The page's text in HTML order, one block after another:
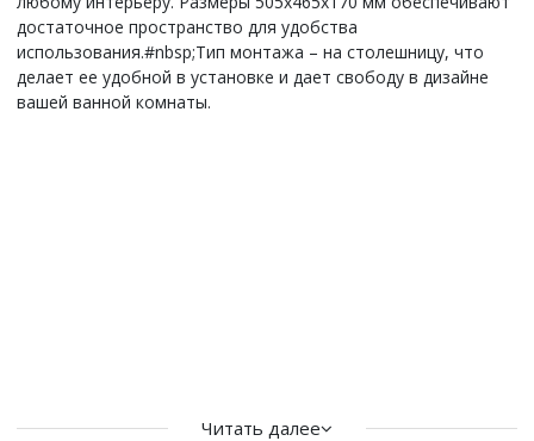
достаточное пространство для удобства
использования.#nbsp;Тип монтажа – на столешницу, что
делает ее удобной в установке и дает свободу в дизайне
вашей ванной комнаты.
Читать далее